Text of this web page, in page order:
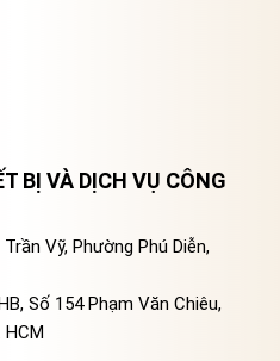
BỊ VÀ DỊCH VỤ CÔNG
Vỹ, Phường Phú Diễn,
Số 154 Phạm Văn Chiêu,